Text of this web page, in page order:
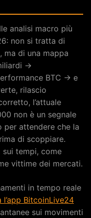
analisi macro più
non si tratta di
ma di una mappa
→
BTC → e
rilascio
l’attuale
non è un segnale
attendere che la
di scoppiare.
tempi, come
vittime dei mercati.
in tempo reale
l’app BitcoinLive24
sui movimenti